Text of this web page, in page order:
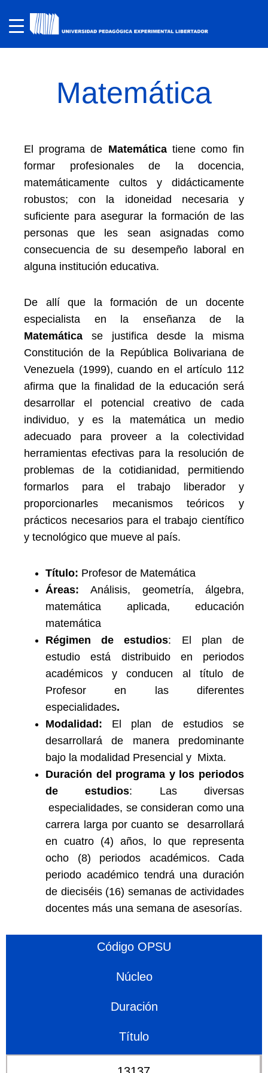
Matemática
El programa de Matemática tiene como fin
formar profesionales de la docencia,
matemáticamente cultos y didácticamente
robustos; con la idoneidad necesaria y
suficiente para asegurar la formación de las
personas que les sean asignadas como
consecuencia de su desempeño laboral en
alguna institución educativa.
De allí que la formación de un docente
especialista en la enseñanza de la
Matemática se justifica desde la misma
Constitución de la República Bolivariana de
Venezuela (1999), cuando en el artículo 112
afirma que la finalidad de la educación será
desarrollar el potencial creativo de cada
individuo, y es la matemática un medio
adecuado para proveer a la colectividad
herramientas efectivas para la resolución de
problemas de la cotidianidad, permitiendo
formarlos para el trabajo liberador y
proporcionarles mecanismos teóricos y
prácticos necesarios para el trabajo científico
y tecnológico que mueve al país.
Título: Profesor de Matemática
Áreas:Análisis, geometría, álgebra,
matemática aplicada, educación
matemática
Régimen de estudios: El plan de
estudio está distribuido en periodos
académicos y conducen al título de
Profesor en las diferentes
especialidades.
Modalidad: El plan de estudios se
desarrollará de manera predominante
bajo la modalidad Presencial y Mixta.
Duración del programa y los periodos
de estudios: Las diversas
especialidades, se consideran como una
carrera larga por cuanto se desarrollará
en cuatro (4) años, lo que representa
ocho (8) periodos académicos. Cada
periodo académico tendrá una duración
de dieciséis (16) semanas de actividades
docentes más una semana de asesorías.
Código OPSU
Núcleo
Duración
Título